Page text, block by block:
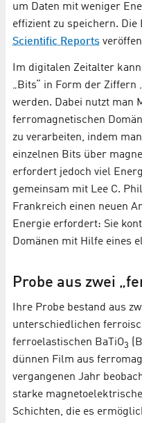
um Daten mit weniger
effizient zu speichern.
Scientific Reports
Im digitalen Zeitalter
„Bits“ in Form der Ziffern
werden. Dabei nutzt man
ferromagnetischen
zu verarbeiten, indem
einzelnen Bits über
erfordert jedoch viel
gemeinsam mit Lee C.
Frankreich einen neuen
Energie erfordert: Sie
Domänen mit Hilfe eines
Probe aus zwei
Ihre Probe bestand aus
unterschiedlichen
ferroelastischen BaTiO3
dünnen Film aus
vergangenen Jahr
starke
Schichten, die es